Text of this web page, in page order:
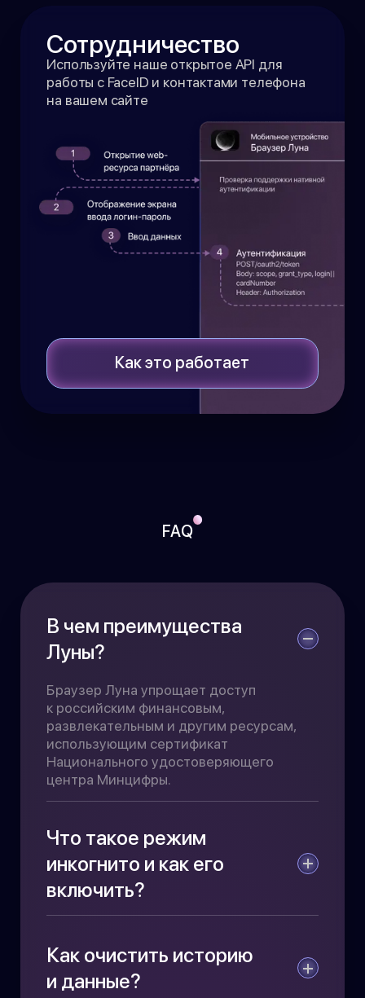
Сотрудничество
Используйте наше открытое API для
работы с FaceID и контактами телефона
на вашем сайте
Как это работает
FAQ
В чем преимущества
Луны?
Браузер Луна упрощает доступ
к российским финансовым,
развлекательным и другим ресурсам,
использующим сертификат
Национального удостоверяющего
центра Минцифры.
Что такое режим
инкогнито и как его
включить?
историю посещений, данные сайтов,
пароли и карты. Для включения режима
Как очистить историю
и данные?